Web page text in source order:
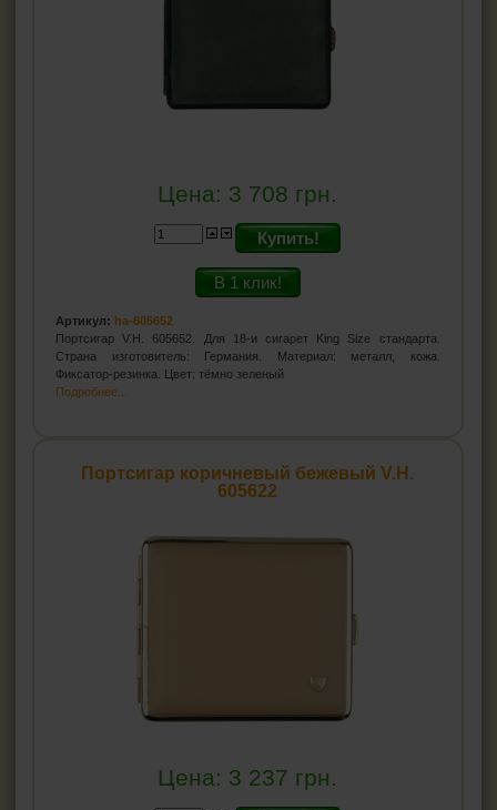
Цена: 3 708 грн.
Купить!
В 1 клик!
Артикул: ha-605652
Портсигар V.H. 605652. Для 18-и сигарет King Size стандарта.
Страна изготовитель: Германия. Материал: металл, кожа.
Фиксатор-резинка. Цвет: тёмно зеленый
Подробнее...
Портсигар коричневый бежевый V.H.
605622
Цена: 3 237 грн.